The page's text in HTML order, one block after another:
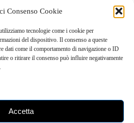
Consenso Cookie
tecnologie come i cookie per
del dispositivo. Il consenso a queste
dati come il comportamento di navigazione o ID
o ritirare il consenso può influire negativamente
Accetta
Riduci le bollette energetiche fin
agevolazioni fiscali disponibili
fotovoltaici a Modena
della tua casa, rendendola più
UN MESSAGGIO